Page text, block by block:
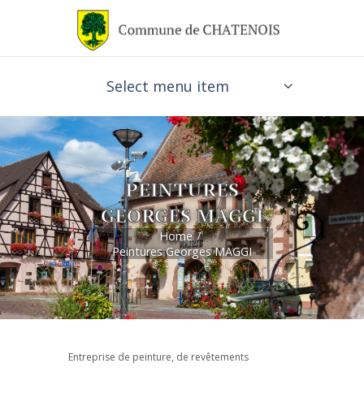
Select menu item
PEINTURES
GEORGES MAGGI
Home
Peintures Georges MAGGI
Entreprise de peinture, de revêtements